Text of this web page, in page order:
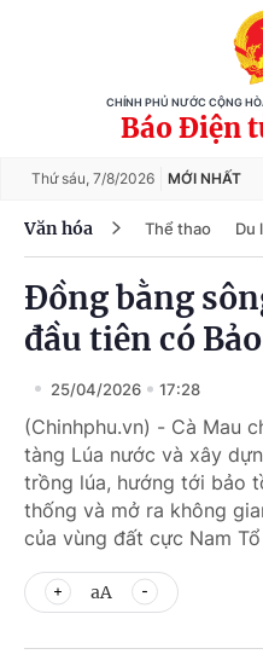
CHÍNH PHỦ NƯỚC CỘNG
Báo Điện
Thứ sáu, 7/8/2026 MỚI NHẤT
Văn hóa Thể thao Du
Đồng bằng
đầu tiên có
25/04/2026 17:28
(Chinhphu.vn) - Cà Mau
tàng Lúa nước và xây
trồng lúa, hướng tới bảo
thống và mở ra không
của vùng đất cực Nam
aA